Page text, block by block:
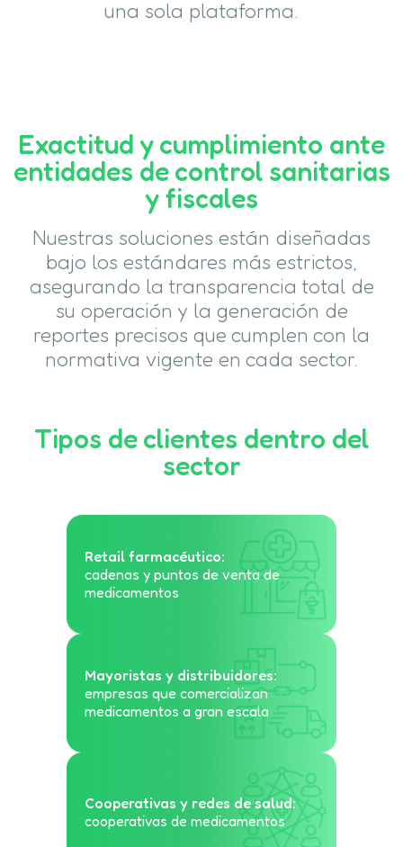
una sola plataforma.
Exactitud y cumplimiento ante
entidades de control sanitarias
y fiscales
Nuestras soluciones están diseñadas
bajo los estándares más estrictos,
asegurando la transparencia total de
su operación y la generación de
reportes precisos que cumplen con la
normativa vigente en cada sector.
Tipos de clientes dentro del
sector
Retail farmacéutico:
cadenas y puntos de venta de
medicamentos
Mayoristas y distribuidores:
empresas que comercializan
medicamentos a gran escala
Cooperativas y redes de salud:
cooperativas de medicamentos